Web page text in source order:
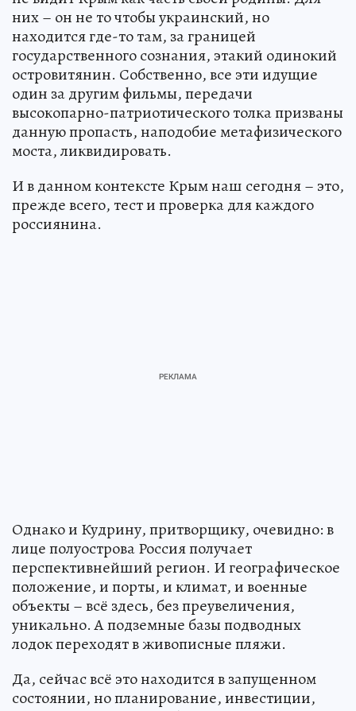
них – он не то чтобы украинский, но
находится где-то там, за границей
государственного сознания, этакий одинокий
островитянин. Собственно, все эти идущие
один за другим фильмы, передачи
высокопарно-патриотического толка призваны
данную пропасть, наподобие метафизического
моста, ликвидировать.
И в данном контексте Крым наш сегодня – это,
прежде всего, тест и проверка для каждого
россиянина.
Однако и Кудрину, притворщику, очевидно: в
лице полуострова Россия получает
перспективнейший регион. И географическое
положение, и порты, и климат, и военные
объекты – всё здесь, без преувеличения,
уникально. А подземные базы подводных
лодок переходят в живописные пляжи.
Да, сейчас всё это находится в запущенном
состоянии, но планирование, инвестиции,